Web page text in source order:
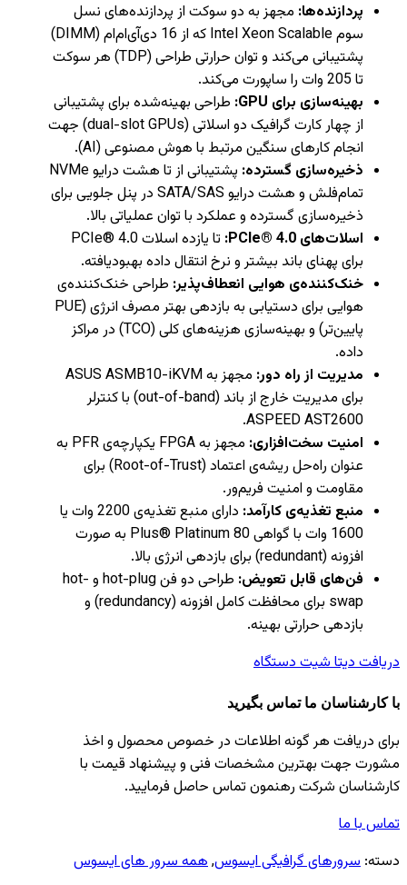
پردازنده‌ها: مجهز به دو سوکت از پردازنده‌های نسل
سوم Intel Xeon Scalable که از 16 دی‌آی‌ام‌ام (DIMM)
پشتیبانی می‌کند و توان حرارتی طراحی (TDP) هر سوکت
تا 205 وات را ساپورت می‌کند.
بهینه‌سازی برای GPU:
طراحی بهینه‌شده برای پشتیبانی
از چهار کارت گرافیک دو اسلاتی (dual-slot GPUs) جهت
انجام کارهای سنگین مرتبط با هوش مصنوعی (AI).
ذخیره‌سازی گسترده:
پشتیبانی از تا هشت درایو NVMe
تمام‌فلش و هشت درایو SATA/SAS در پنل جلویی برای
ذخیره‌سازی گسترده و عملکرد با توان عملیاتی بالا.
اسلات‌های PCIe® 4.0:
تا یازده اسلات PCIe® 4.0
برای پهنای باند بیشتر و نرخ انتقال داده بهبودیافته.
خنک‌کننده‌ی هوایی انعطاف‌پذیر: طراحی خنک‌کننده‌ی
هوایی برای دستیابی به بازدهی بهتر مصرف انرژی (PUE
پایین‌تر) و بهینه‌سازی هزینه‌های کلی (TCO) در مراکز
داده.
مدیریت از راه دور:
مجهز به ASUS ASMB10-iKVM
برای مدیریت خارج از باند (out-of-band) با کنترلر
ASPEED AST2600.
امنیت سخت‌افزاری:
مجهز به FPGA یکپارچه‌ی PFR به
عنوان راه‌حل ریشه‌ی اعتماد (Root-of-Trust) برای
مقاومت و امنیت فریم‌ور.
منبع تغذیه‌ی کارآمد:
دارای منبع تغذیه‌ی 2200 وات یا
1600 وات با گواهی 80 Plus® Platinum به صورت
افزونه (redundant) برای بازدهی انرژی بالا.
فن‌های قابل تعویض:
طراحی دو فن hot-plug و hot-
swap برای محافظت کامل افزونه (redundancy) و
بازدهی حرارتی بهینه.
دریافت دیتا شیت دستگاه
با کارشناسان ما تماس بگیرید
برای دریافت هر گونه اطلاعات در خصوص محصول و اخذ
مشورت جهت بهترین مشخصات فنی و پیشنهاد قیمت با
کارشناسان شرکت رهنمون تماس حاصل فرمایید.
تماس با ما
دسته: سرورهای گرافیگی ایسوس,همه سرور های ایسوس